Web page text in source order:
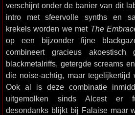
verschijnt onder de banier van dit
intro met sfeervolle synths en
krekels worden we met The
op een bijzonder fijne
combineert gracieus akoestisch
blackmetalriffs, getergde screams
die noise-achtig, maar tegelijkertijd
Ook al is deze combinatie
uitgemolken sinds Alcest er
desondanks blijkt bij Falaise maar